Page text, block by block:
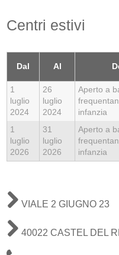
Centri estivi
Dal Al
1
luglio
2024
26
luglio
2024
Aperto a
infanzia
1
luglio
2026
31
luglio
2026
Aperto a
infanzia
VIALE 2 GIUGNO 23
40022 CASTEL DEL